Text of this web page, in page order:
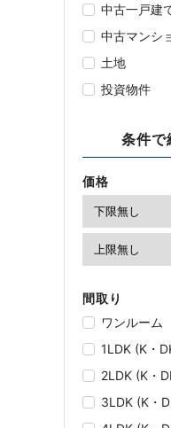
中古一戸建
中古マンシ
土地
投資物件
条件で
価格
間取り
ワンルーム
1LDK (K・
2LDK (K・
3LDK (K・